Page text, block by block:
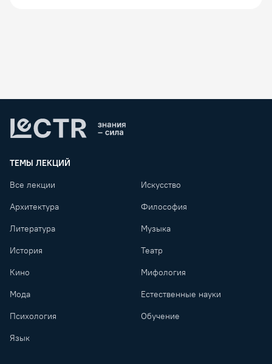
ТЕМЫ ЛЕКЦИЙ
Все лекции Искусство
Архитектура Философия
Литература Музыка
История Театр
Кино Мифология
Мода Естественные науки
Психология Обучение
Язык